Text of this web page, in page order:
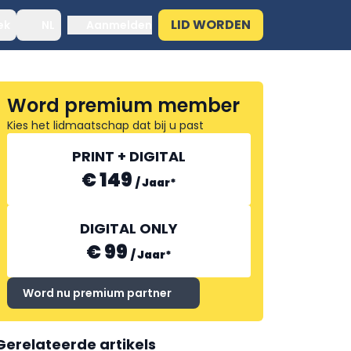
LID WORDEN
Word premium member
Kies het lidmaatschap dat bij u past
PRINT + DIGITAL
€ 149 /Jaar*
DIGITAL ONLY
€ 99 /Jaar*
Word nu premium partner
artikels